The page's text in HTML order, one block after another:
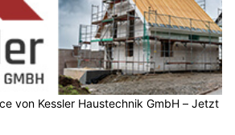
von Kessler Haustechnik GmbH – Jetzt